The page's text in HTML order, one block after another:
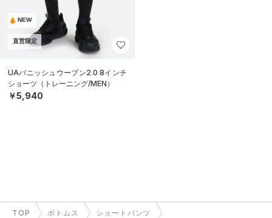
NEW
直営限定
UAバニッシュウーブン2.0 8インチ
ショーツ（トレーニング/MEN）
￥5,940
TOP ボトムス ショートパンツ